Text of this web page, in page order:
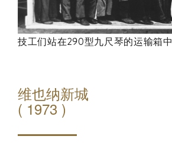
技工们站在290型九尺琴的运输箱中
维也纳新城
( 1973 )